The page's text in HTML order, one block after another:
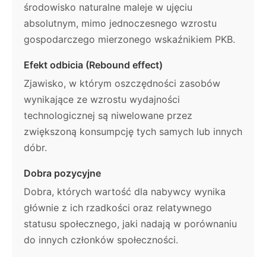
środowisko naturalne maleje w ujęciu
absolutnym, mimo jednoczesnego wzrostu
gospodarczego mierzonego wskaźnikiem PKB.
Efekt odbicia (Rebound effect)
Zjawisko, w którym oszczędności zasobów
wynikające ze wzrostu wydajności
technologicznej są niwelowane przez
zwiększoną konsumpcję tych samych lub innych
dóbr.
Dobra pozycyjne
Dobra, których wartość dla nabywcy wynika
głównie z ich rzadkości oraz relatywnego
statusu społecznego, jaki nadają w porównaniu
do innych członków społeczności.